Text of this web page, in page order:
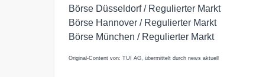
Börse Düsseldorf / Regulierter Markt
Börse Hannover / Regulierter Markt
Börse München / Regulierter Markt
Original-Content von: TUI AG, übermittelt durch news aktuell